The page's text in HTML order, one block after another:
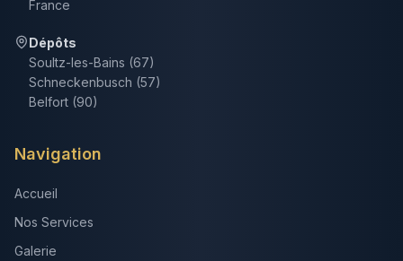
France
Dépôts
Soultz-les-Bains (67)
Schneckenbusch (57)
Belfort (90)
Navigation
Accueil
Nos Services
Galerie